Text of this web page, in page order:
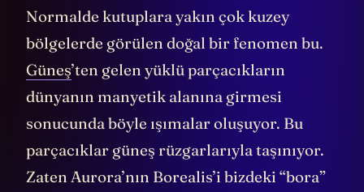
Normalde kutuplara yakın çok kuzey
bölgelerde görülen doğal bir fenomen bu.
Güneş’ten gelen yüklü parçacıkların
dünyanın manyetik alanına girmesi
sonucunda böyle ışımalar oluşuyor. Bu
parçacıklar güneş rüzgarlarıyla taşınıyor.
Zaten Aurora’nın Borealis’i bizdeki “bora”